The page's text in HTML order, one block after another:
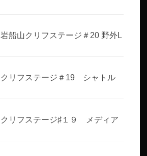
岩船山クリフステージ＃20 野外L
クリフステージ＃19 シャトル
クリフステージ♯１９ メディア